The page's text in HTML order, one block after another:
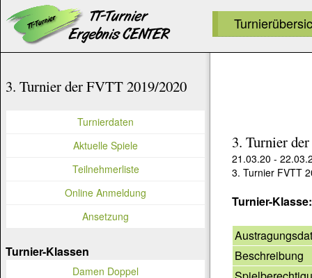
3. Turnier
21.03.20 -
3. Turnier FVTT
Turnier-
Beschreibung
3. Turnier der FVTT 2019/2020
Turnierdaten
Aktuelle Spiele
Teilnehmerliste
Online Anmeldung
Ansetzung
Turnier-Klassen
Damen Doppel